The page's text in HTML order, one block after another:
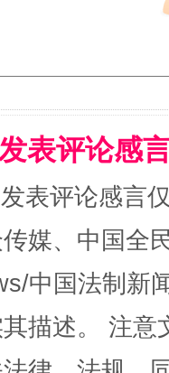
表评论感
表评论感言
媒、中国全
中国法制新
描述。 注